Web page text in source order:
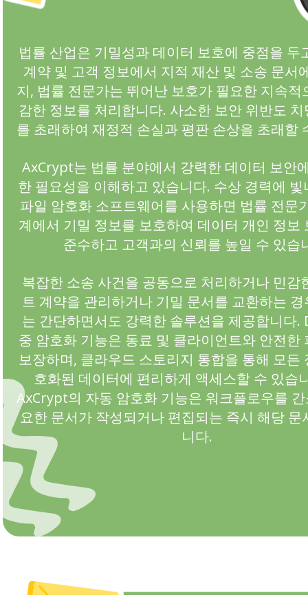
법률 산업은 기밀성과 데이터 보호에 중점을 두
계약 및 고객 정보에서 지적 재산 및 소송 문서
지, 법률 전문가는 뛰어난 보호가 필요한 지속적
감한 정보를 처리합니다. 사소한 보안 위반도
를 초래하여 재정적 손실과 평판 손상을 초래할
AxCrypt는 법률 분야에서 강력한 데이터 보안
한 필요성을 이해하고 있습니다. 수상 경력에 빛
파일 암호화 소프트웨어를 사용하면 법률 전문
계에서 기밀 정보를 보호하여 데이터 개인 정보
준수하고 고객과의 신뢰를 높일 수 있습
복잡한 소송 사건을 공동으로 처리하거나 민감
트 계약을 관리하거나 기밀 문서를 교환하는
는 간단하면서도 강력한 솔루션을 제공합니다.
중 암호화 기능은 동료 및 클라이언트와 안전한
보장하며, 클라우드 스토리지 통합을 통해 모든
호화된 데이터에 편리하게 액세스할 수 있습
AxCrypt의 자동 암호화 기능은 워크플로우를
요한 문서가 작성되거나 편집되는 즉시 해당 문
니다.